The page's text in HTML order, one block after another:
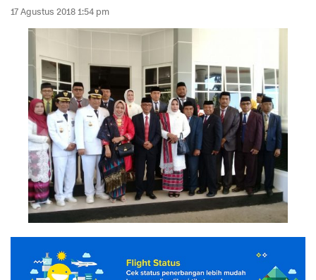
17 Agustus 2018 1:54 pm